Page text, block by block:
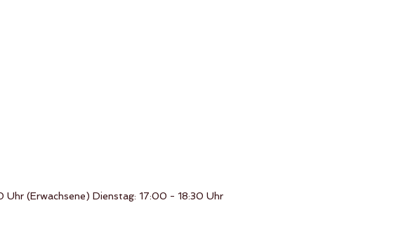
(Erwachsene) Dienstag: 17:00 - 18:30 Uhr